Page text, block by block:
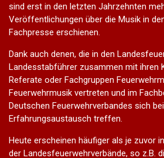
sind erst in den letzten Jahrzehnten
Veröffentlichungen über die Musik in
Fachpresse erschienen.
Dank auch denen, die in den
Landesstabführer zusammen mit ihren
Referate oder Fachgruppen
Feuerwehrmusik vertreten und im
Deutschen Feuerwehrverbandes sich
Erfahrungsaustausch treffen.
Heute erscheinen häufiger als je zuvor
der Landesfeuerwehrverbände, so z.B.